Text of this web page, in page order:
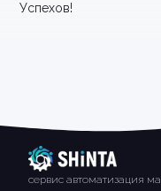
Успехов!
сервис автоматизация